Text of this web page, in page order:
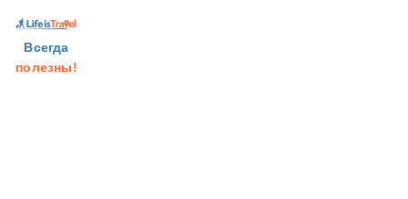
Всегда
полезны!